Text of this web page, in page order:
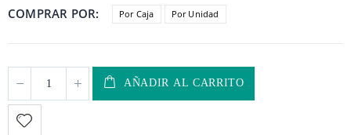
COMPRAR POR Por Caja Por Unidad
AÑADIR AL CARRITO